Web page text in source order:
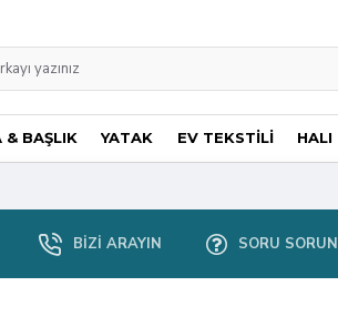
& BAŞLIK YATAK EV TEKSTİLİ HALI
BIZI ARAYIN SORU SORUN